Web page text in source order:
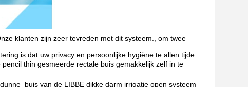
klanten zijn zeer tevreden met dit systeem., om twee
is dat uw privacy en persoonlijke hygiëne te allen tijde
thin gesmeerde rectale buis gemakkelijk zelf in te
 buis van de LIBBE dikke darm irrigatie open systeem